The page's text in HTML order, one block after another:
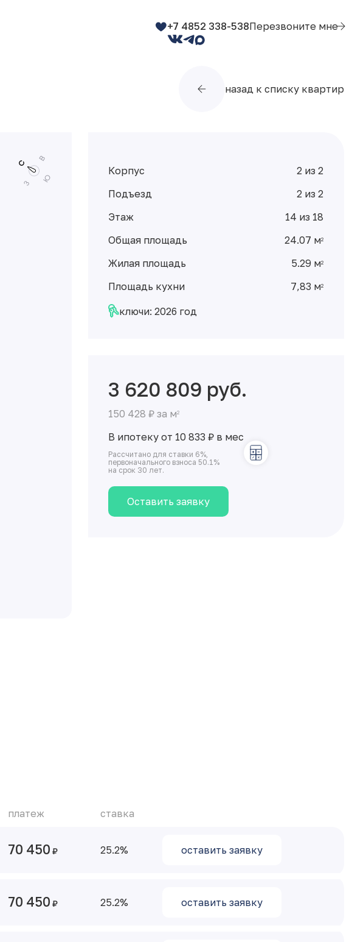
+7 4852 338-538Перезвоните мне
назад к списку квартир
Корпус
2 из 2
Подъезд
2 из 2
Этаж
14 из 18
Общая площадь
24.07 м2
Жилая площадь 5.29 м2
Площадь кухни 7,83 м2
ключи: 2026 год
3 620 809 руб.
150 428 ₽ за м2
В ипотеку от 10 833₽ в мес
Рассчитано для ставки 6%,
первоначального взноса 50.1%
на срок 30 лет.
Оставить заявку
платеж ставка
70 450 25.2 оставить заявку
70 450 25.2 оставить заявку